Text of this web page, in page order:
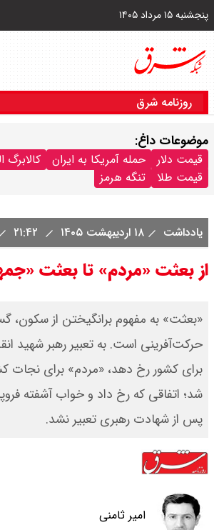
پنجشنبه ۱۵ مرداد ۱۴۰۵
روزنامه شرق
موضوعات داغ:
قیمت دلار حمله آمریکا به ایران
کالابرگ
قیمت طلا
تنگه هرمز
یادداشت ۱۸ اردیبهشت ۱۴۰۵
از بعثت «مردم» تا بعثت
«بعثت» به مفهوم برانگیختن از سکون،
حرکت‌آفرینی است. به تعبیر رهبر شهید
برای کشور رخ دهد، «مردم» برای نجات
شد؛ اتفاقی که رخ داد و خواب آشفته
پس از شهادت رهبری تعبیر نشد.
امیر ثامنی